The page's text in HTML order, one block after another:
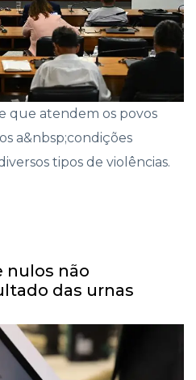
que atendem os povos
a&nbsp;condições
tipos de violências.
nulos não
das urnas